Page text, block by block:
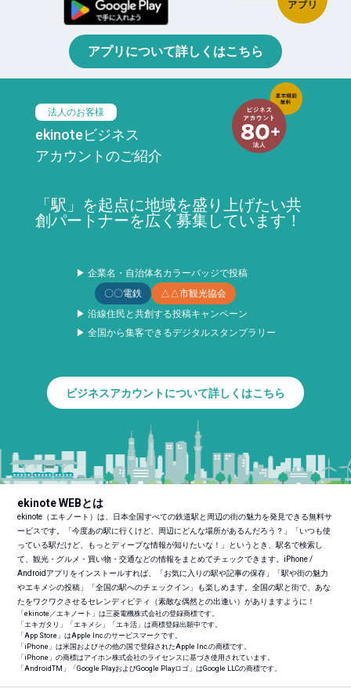
アプリについて詳しくはこちら
法人のお客様
ekinoteビジネス
アカウントのご紹介
「駅」を起点に地域を盛り上げたい共
創パートナーを広く募集しています！
▶ 企業名・自治体名カラーバッジで投稿
〇〇電鉄
△△市観光協会
▶ 沿線住民と共創する投稿キャンペーン
▶ 全国から集客できるデジタルスタンプラリー
ビジネスアカウントについて詳しくはこちら
ekinote WEBとは
ekinote（エキノート）は、日本全国すべての鉄道駅と周辺の街の魅力を発見できる無料サ
ービスです。「今度あの駅に行くけど、周辺にどんな場所があるんだろう？」「いつも使
っている駅だけど、もっとディープな情報が知りたいな！」というとき、駅名で検索し
て、観光・グルメ・買い物・交通などの情報をまとめてチェックできます。iPhone /
Androidアプリをインストールすれば、「お気に入りの駅や記事の保存」「駅や街の魅力
やエキメシの投稿」「全国の駅へのチェックイン」も楽しめます。全国の駅と街で、あな
たをワクワクさせるセレンディピティ（素敵な偶然との出逢い）がありますように！
「ekinote／エキノート」は三菱電機株式会社の登録商標です。
「エキガタリ」「エキメシ」「エキ活」は商標登録出願中です。
「App Store」はApple Inc.のサービスマークです。
「iPhone」は米国およびその他の国で登録されたApple Inc.の商標です。
「iPhone」の商標はアイホン株式会社のライセンスに基づき使用されています。
「AndroidTM 」「Google PlayおよびGoogle Playロゴ」はGoogle LLCの商標です。